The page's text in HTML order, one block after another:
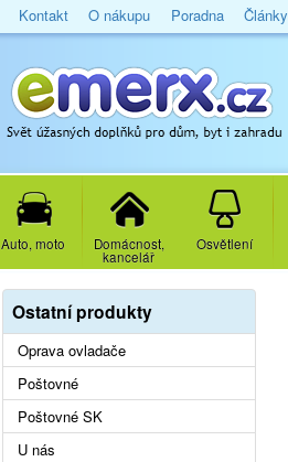
Kontakt O nákupu Poradna Články
Auto, moto Domácnost,
kancelář
Osvětlení
Ostatní produkty
Oprava ovladače
Poštovné
Poštovné SK
U nás